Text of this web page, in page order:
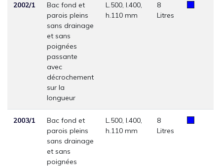
2002/1
Bac fond et
parois pleins
sans drainage
et sans
poignées
passante
avec
décrochement
sur la
longueur
L.500, l.400,
h.110 mm
8
Litres
2003/1
Bac fond et
parois pleins
sans drainage
et sans
poignées
L.500, l.400,
h.110 mm
8
Litres